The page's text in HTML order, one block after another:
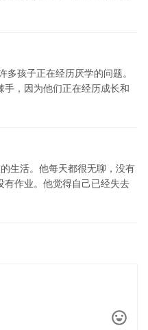
孩子正在经历厌学的问题。
，因为他们正在经历成长和
生活。他每天都很无聊，没有
有作业。他觉得自己已经失去